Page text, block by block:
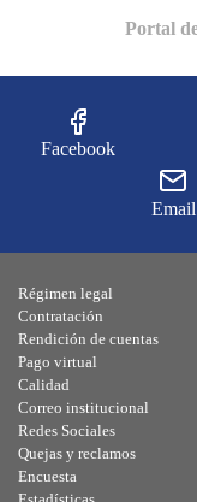
Portal
Facebook
Email
Régimen legal
Contratación
Rendición de cuentas
Pago virtual
Calidad
Correo institucional
Redes Sociales
Quejas y reclamos
Encuesta